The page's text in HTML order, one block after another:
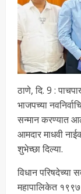
ठाणे, दि. 9 :
भाजपच्या
सन्मान करण्यात
आमदार माधवी
शुभेच्छा दिल्या.
विधान परिषदेच्या
महापालिकेत